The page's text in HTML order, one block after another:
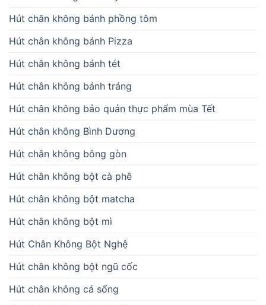
Hút chân không bánh phồng tôm
Hút chân không bánh Pizza
Hút chân không bánh tét
Hút chân không bánh tráng
Hút chân không bảo quản thực phẩm mùa Tết
Hút chân không Bình Dương
Hút chân không bông gòn
Hút chân không bột cà phê
Hút chân không bột matcha
Hút chân không bột mì
Hút Chân Không Bột Nghệ
Hút chân không bột ngũ cốc
Hút chân không cá sống